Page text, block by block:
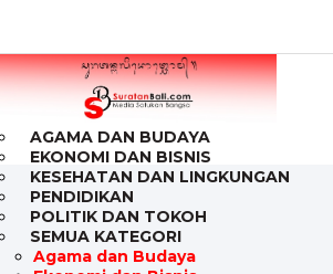
AGAMA DAN BUDAYA
EKONOMI DAN BISNIS
KESEHATAN DAN LINGKUNGAN
PENDIDIKAN
POLITIK DAN TOKOH
SEMUA KATEGORI
Agama dan Budaya